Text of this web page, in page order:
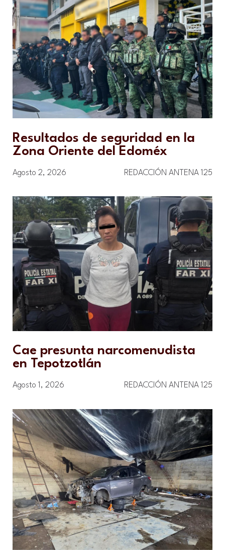
Resultados de seguridad en la
Zona Oriente del Edoméx
Agosto 2, 2026 REDACCIÓN ANTENA 125
Cae presunta narcomenudista
en Tepotzotlán
Agosto 1, 2026 REDACCIÓN ANTENA 125